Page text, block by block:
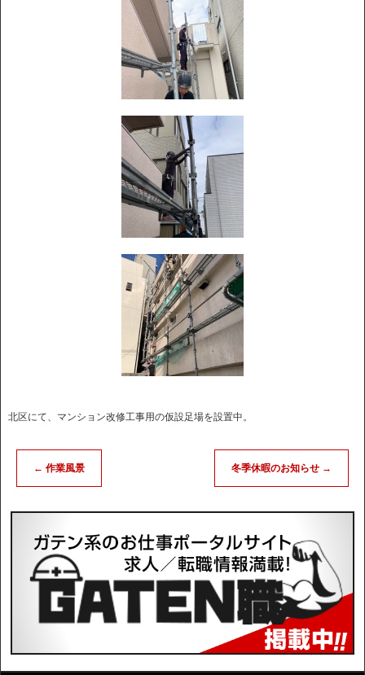
北区にて、マンション改修工事用の仮設足場を設置中。
← 作業風景 冬季休暇のお知らせ →